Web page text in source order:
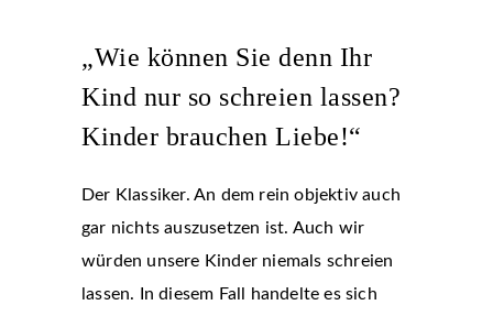
„Wie können Sie denn Ihr
Kind nur so schreien lassen?
Kinder brauchen Liebe!“
Der Klassiker. An dem rein objektiv auch
gar nichts auszusetzen ist. Auch wir
würden unsere Kinder niemals schreien
lassen. In diesem Fall handelte es sich